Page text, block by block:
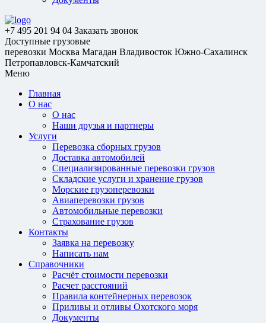
+7 495 201 94 04 Заказать звонок
Доступные грузовые
перевозки Москва Магадан Владивосток Южно-Сахалинск
Петропавловск-Камчатский
Меню
Главная
О нас
О нас
Наши друзья и партнеры
Услуги
Перевозка сборных грузов
Доставка автомобилей
Специализированные перевозки грузов
Складские услуги и хранение грузов
Морские грузоперевозки
Авиаперевозки грузов
Автомобильные перевозки
Страхование грузов
Контакты
Заявка на перевозку
Написать нам
Справочники
Расчёт стоимости перевозки
Расчет расстояний
Правила контейнерных перевозок
Приливы и отливы Охотского моря
Документы